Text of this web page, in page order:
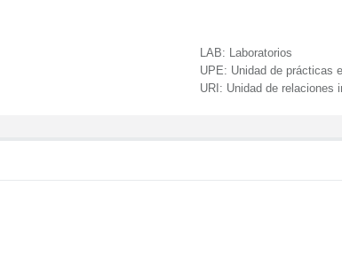
LAB: Laboratorios
UPE: Unidad de prácticas
URI: Unidad de relaciones